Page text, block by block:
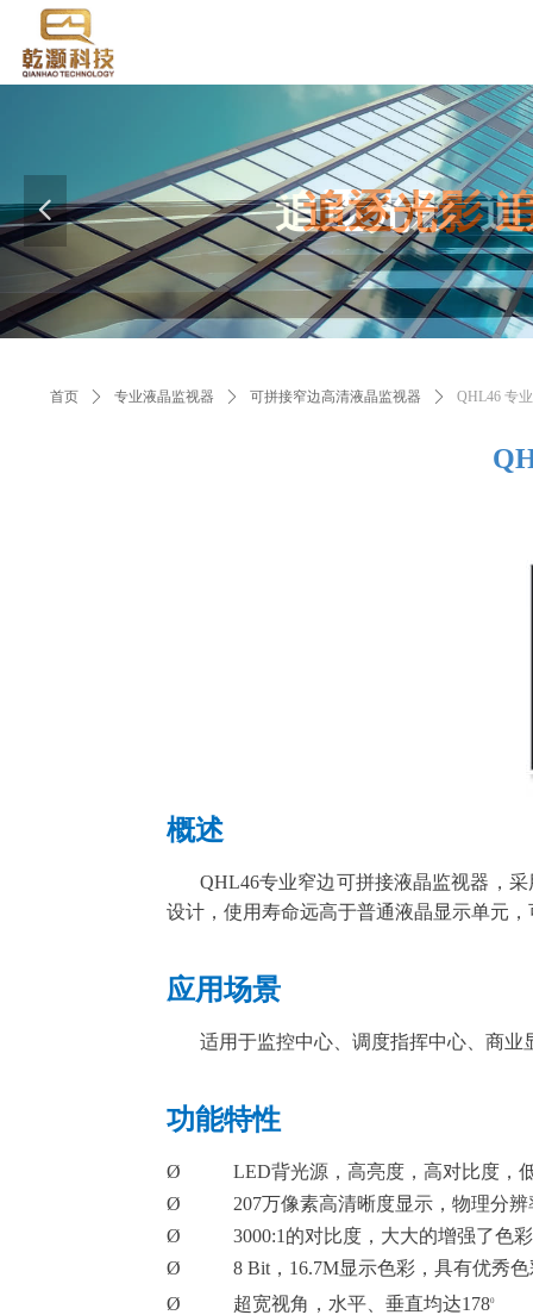
追逐光影
追逐光影
넳
首页 ꄲ 专业液晶监视器 ꄲ 可拼接窄边高清液晶监视器 ꄲ QHL46 专
概述
QHL46专业窄边可拼接液晶监视器，
设计，使用寿命远高于普通液晶显示单元，
应用场景
适用于监控中心、调度指挥中心、商业
功能特性
Ø LED背光源，高亮度，高对比度，
Ø
207万像素高清晰度显示，物理分辨
Ø
3000:1 的对比度，大大的增强了色
Ø
8 Bit ， 16.7M显示色彩，具有优秀
Ø
超宽视角，水平、垂直均达1780